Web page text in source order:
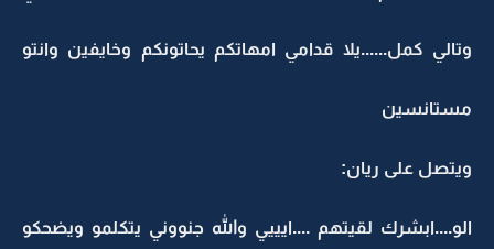
وتالي كمل......يلا قدامي امهاتكم يحاتونكم وخايفين وانتو
مستانسين
ويتصل على ريان:
الو....ابشرك لقيتهم ....ايييي والله جنووني يتكلمو ويضحكو